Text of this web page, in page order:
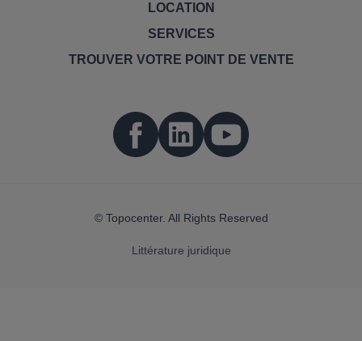
LOCATION
SERVICES
TROUVER VOTRE POINT DE VENTE
© Topocenter. All Rights Reserved
Littérature juridique